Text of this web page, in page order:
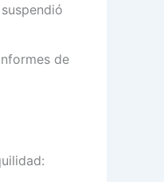
de